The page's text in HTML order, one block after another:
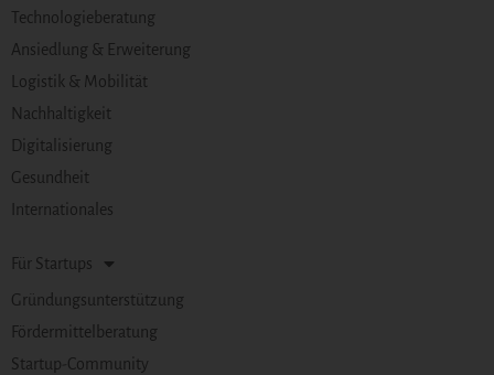
Technologieberatung
Ansiedlung & Erweiterung
Logistik & Mobilität
Nachhaltigkeit
Digitalisierung
Gesundheit
Internationales
Für Startups
Gründungsunterstützung
Fördermittelberatung
Startup-Community